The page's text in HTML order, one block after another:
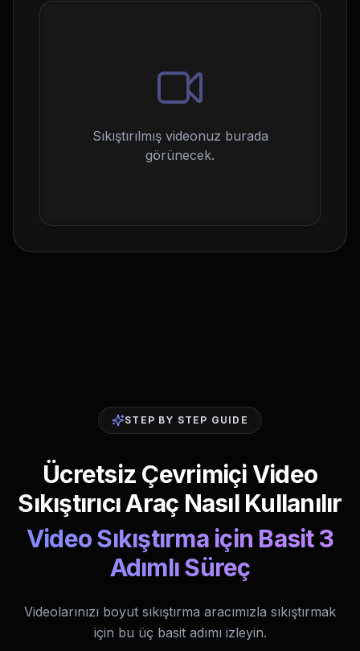
Sıkıştırılmış videonuz burada
görünecek.
STEP BY STEP GUIDE
Ücretsiz Çevrimiçi Video
Sıkıştırıcı Araç Nasıl Kullanılır
Video Sıkıştırma için Basit 3
Adımlı Süreç
Videolarınızı boyut sıkıştırma aracımızla sıkıştırmak
için bu üç basit adımı izleyin.